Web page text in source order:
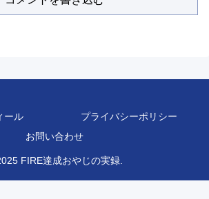
ール
プライバシーポリシー
お問い合わせ
FIRE達成おやじの実録.